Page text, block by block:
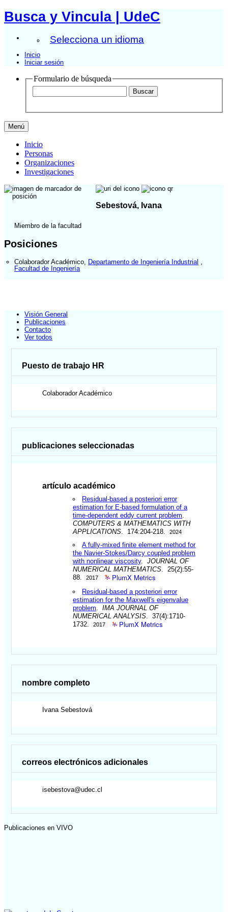
Busca y Vincula | UdeC
Selecciona un idioma
Inicio
Iniciar sesión
Formulario de búsqueda
Menú
Inicio
Personas
Organizaciones
Investigaciones
Sebestová, Ivana
Miembro de la facultad
Posiciones
Colaborador Académico Departamento de Ingeniería Industrial
Facultad de Ingeniería
Visión General
Publicaciones
Contacto
Ver todos
Puesto de trabajo HR
Colaborador Académico
publicaciones seleccionadas
artículo académico
Residual-based a posteriori error
estimation for E-based formulation of a
time-dependent eddy current problem
COMPUTERS & MATHEMATICS WITH
APPLICATIONS . 174:204-218. 2024
A fully-mixed finite element method for
the Navier-Stokes/Darcy coupled problem
with nonlinear viscosity.JOURNAL OF
NUMERICAL MATHEMATICS . 25(2):55-
88.
2017 PlumX Metrics
Residual-based a posteriori error
estimation for the Maxwell's eigenvalue
problem .IMA JOURNAL OF
NUMERICAL ANALYSIS . 37(4):1710-
1732.
2017 PlumX Metrics
nombre completo
Ivana Sebestová
correos electrónicos adicionales
isebestova@udec.cl
Publicaciones en VIVO